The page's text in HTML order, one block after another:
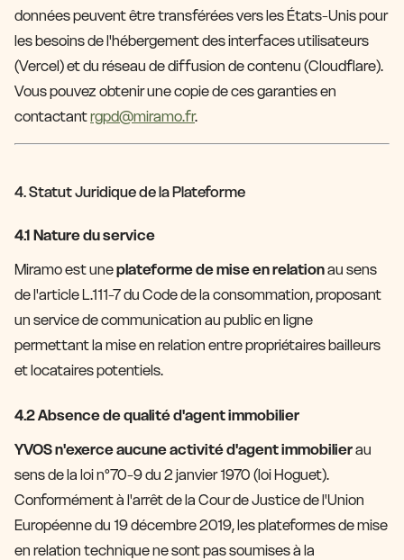
données peuvent être transférées vers les États-Unis pour
les besoins de l'hébergement des interfaces utilisateurs
(Vercel) et du réseau de diffusion de contenu (Cloudflare).
Vous pouvez obtenir une copie de ces garanties en
contactantrgpd@miramo.fr.
4. Statut Juridique de la Plateforme
4.1 Nature du service
Miramo est uneplateforme de mise en relationau sens
de l'article L.111-7 du Code de la consommation, proposant
un service de communication au public en ligne
permettant la mise en relation entre propriétaires bailleurs
et locataires potentiels.
4.2 Absence de qualité d'agent immobilier
YVOS n'exerce aucune activité d'agent immobilierau
sens de la loi n°70-9 du 2 janvier 1970 (loi Hoguet).
Conformément à l'arrêt de la Cour de Justice de l'Union
Européenne du 19 décembre 2019, les plateformes de mise
en relation technique ne sont pas soumises à la